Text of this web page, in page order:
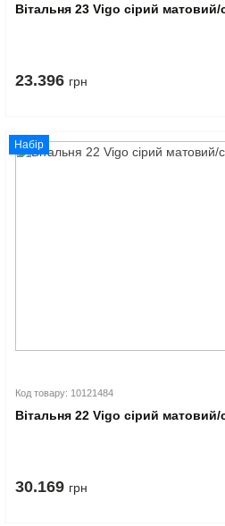
Вітальня 23 Vigo сірий матовий/
23.396 грн
Набір
Код товару: 10121484
Вітальня 22 Vigo сірий матовий/
30.169 грн